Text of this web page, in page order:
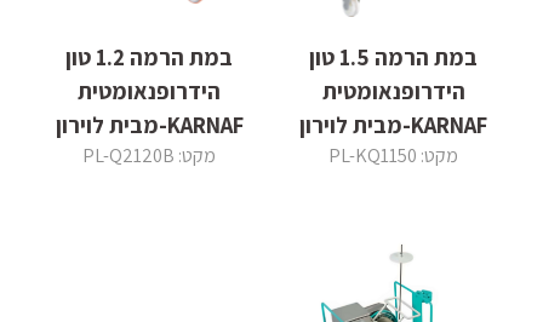
במת הרמה 1.5 טון
הידרופנאומטית
KARNAF-מבית לוירון
מקט: PL-KQ1150
במת הרמה 1.2 טון
הידרופנאומטית
KARNAF-מבית לוירון
מקט: PL-Q2120B